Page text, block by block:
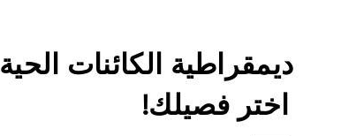
ديمقراطية الكائنات الحية
اختر فصيلك!